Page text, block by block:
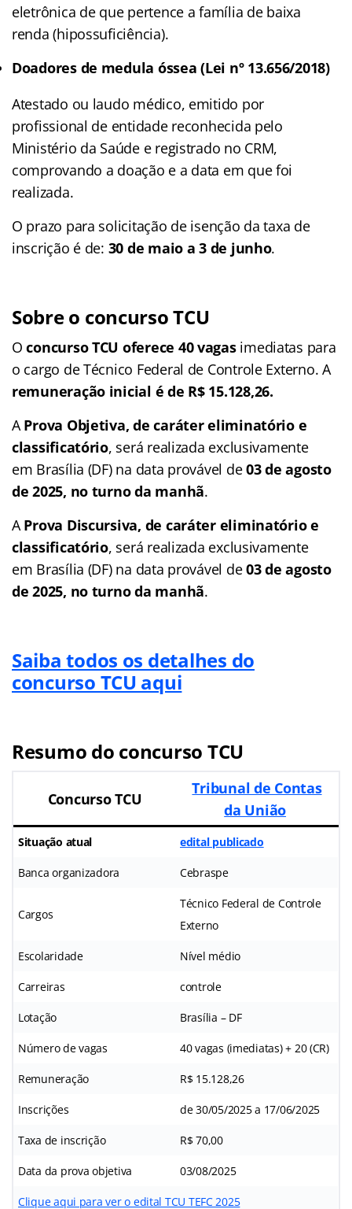
eletrônica de que pertence a família de baixa
renda (hipossuficiência).
Doadores de medula óssea (Lei nº 13.656/2018)
Atestado ou laudo médico, emitido por
profissional de entidade reconhecida pelo
Ministério da Saúde e registrado no CRM,
comprovando a doação e a data em que foi
realizada.
O prazo para solicitação de isenção da taxa de
inscrição é de: 30 de maio a 3 de junho.
Sobre o concurso TCU
Oconcurso TCU oferece 40 vagasimediatas para
o cargo de Técnico Federal de Controle Externo. A
remuneração inicial é de R$ 15.128,26.
A Prova Objetiva, de caráter eliminatório e
classificatório, será realizada exclusivamente
em Brasília (DF) na data provável de03 de agosto
de 2025, no turno da manhã.
A Prova Discursiva, de caráter eliminatório e
classificatório, será realizada exclusivamente
em Brasília (DF) na data provável de03 de agosto
de 2025, no turno da manhã.
Saiba todos os detalhes do
concurso TCU aqui
Resumo do concurso TCU
Concurso TCU
Tribunal de Contas
da União
Situação atual edital publicado
Banca organizadora Cebraspe
Cargos
Técnico Federal de Controle
Externo
Escolaridade Nível médio
Carreiras controle
Lotação Brasília – DF
Número de vagas 40 vagas (imediatas) + 20 (CR)
Remuneração R$ 15.128,26
Inscrições de 30/05/2025 a 17/06/2025
Taxa de inscrição R$ 70,00
Data da prova objetiva 03/08/2025
Clique aqui para ver o edital TCU TEFC 2025